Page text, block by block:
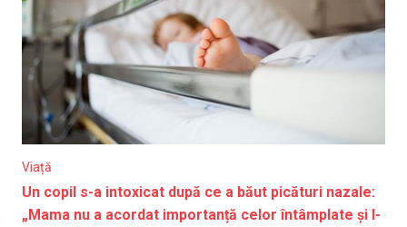
Viață
Un copil s-a intoxicat după ce a băut picături nazale:
„Mama nu a acordat importanță celor întâmplate și l-